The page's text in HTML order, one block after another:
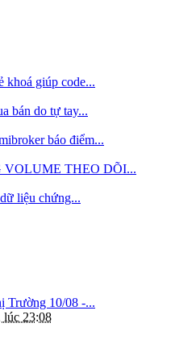
khoá giúp code...
bán do tự tay...
báo điểm...
VOLUME THEO DÕI...
liệu chứng...
Trường 10/08 -...
lúc 23:08